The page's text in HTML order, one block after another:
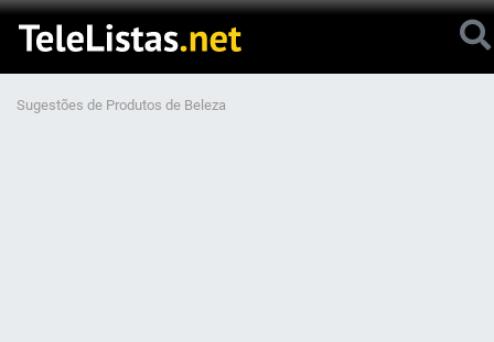
Sugestões de Produtos de Beleza